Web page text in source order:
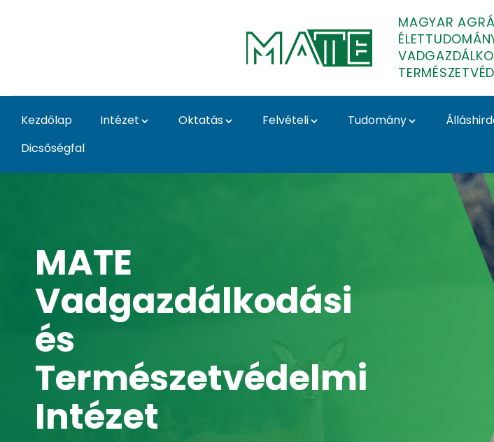
MAGYAR
Kezdőlap Intézet Oktatás Felvételi Tudomány
Dicsőségfal
Home - Vadgazdálkodási és
MATE
Vadgazdálkodási
és
Természetvédelmi
Intézet